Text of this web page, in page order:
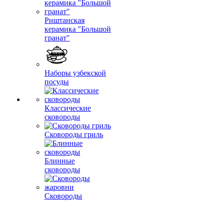
Риштанская
керамика "Большой
гранат"
Наборы узбекской
посуды
Классические
сковороды
Сковороды гриль
Блинные
сковороды
Сковороды